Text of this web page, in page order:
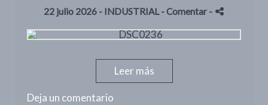
22 julio 2026 - INDUSTRIAL - Comentar -
Leer más
Deja un comentario